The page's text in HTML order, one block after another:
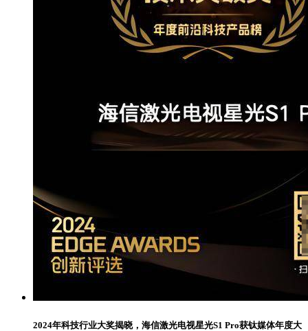
2024年科技行业大奖揭晓，海信激光电视星光S1 Pro获钛媒体年度大